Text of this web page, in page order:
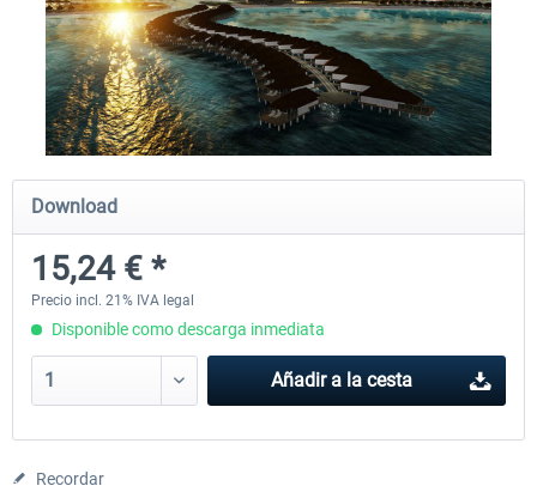
PILOT'S - FS Global Ultimate 2024
84,69 € *
Moscow City X
Download
15,24 € *
Precio incl. 21% IVA legal
Disponible como descarga inmediata
Añadir a la cesta
Recordar